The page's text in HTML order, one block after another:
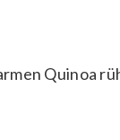
Quinoa